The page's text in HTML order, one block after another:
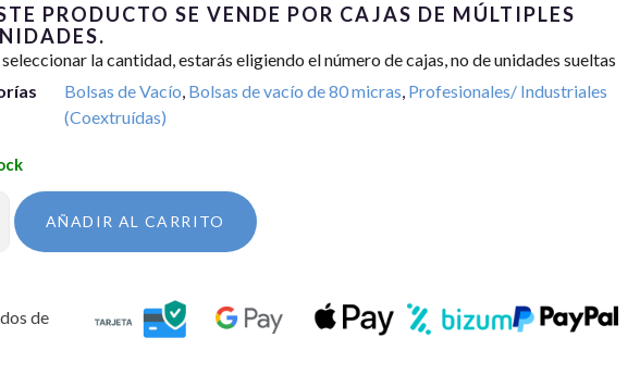
PRODUCTO SE VENDE POR CAJAS DE MÚLTIPLES
la cantidad, estarás eligiendo el número de cajas, no de unidades sueltas
Bolsas de Vacío Bolsas de vacío de 80 micras Profesionales/ Industriales
(Coextruídas)
AÑADIR AL CARRITO
de